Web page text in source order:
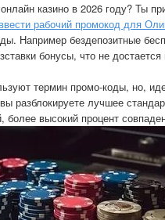
казино в 2026 году? Ты
ввести рабочий промокод для
Например бездепозитные
бонусы, что не
термин промо-коды, но,
разблокируете лучшее
высокий процент